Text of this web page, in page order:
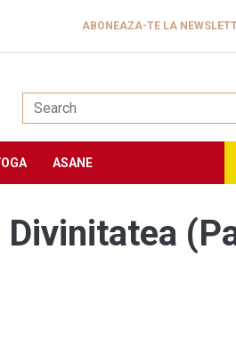
ABONEAZA-TE LA
ASANE